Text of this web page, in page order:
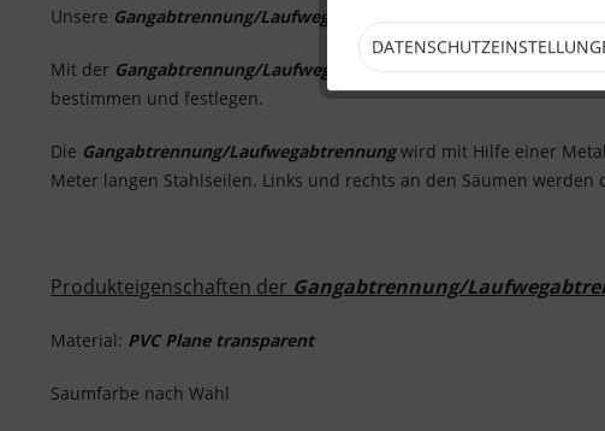
Unsere Gangabtrennung/Laufwegabtrennung
Mit der Gangabtrennung/Laufwegabtrennung
werden Gänge
bestimmen und festlegen.
Die Gangabtrennung/Laufwegabtrennungwird mit Hilfe einer
Meter langen Stahlseilen. Links und rechts an den Säumen werden
Produkteigenschaften der Gangabtrennung/
Material: PVC Plane transparent
Saumfarbe nach Wahl